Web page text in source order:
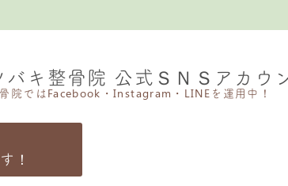
バキ整骨院 公式ＳＮＳアカウ
院ではFacebook・Instagram・LINEを運用中！
！